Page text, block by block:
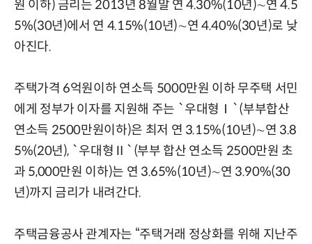
원 이하) 금리는 2013년 8월말 연 4.30%(10년)∼연 4.5
5%(30년)에서 연 4.15%(10년)∼연 4.40%(30년)로 낮
아진다.
주택가격 6억원이하 연소득 5000만원 이하 무주택 서민
에게 정부가 이자를 지원해 주는 `우대형Ⅰ`(부부합산
연소득 2500만원이하)은 최저 연 3.15%(10년)∼연 3.8
5%(20년), `우대형Ⅱ`(부부 합산 연소득 2500만원 초
과 5,000만원 이하)는 연 3.65%(10년)∼연 3.90%(30
년)까지 금리가 내려간다.
주택금융공사 관계자는 “주택거래 정상화를 위해 지난주